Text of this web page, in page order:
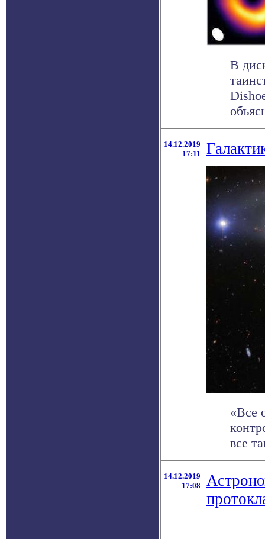
В
14.12.2019
17:11
«Все
все
14.12.2019
17:08